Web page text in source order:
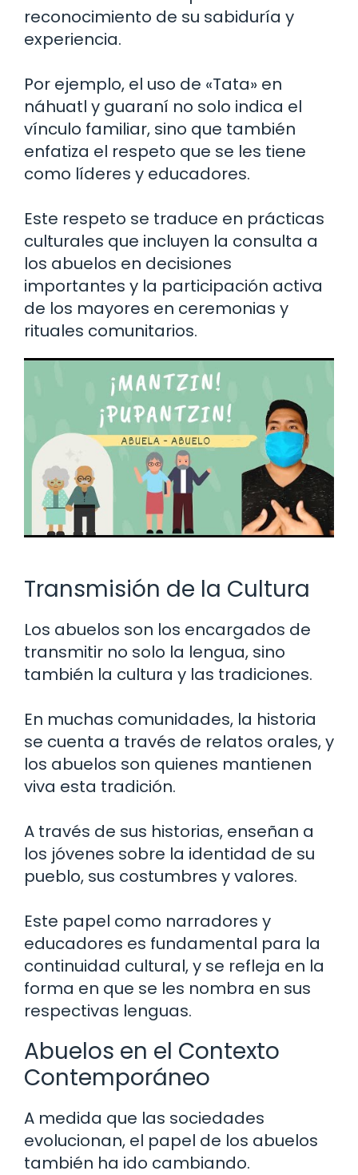
reconocimiento de su sabiduría y
experiencia.
Por ejemplo, el uso de «Tata» en
náhuatl y guaraní no solo indica el
vínculo familiar, sino que también
enfatiza el respeto que se les tiene
como líderes y educadores.
Este respeto se traduce en prácticas
culturales que incluyen la consulta a
los abuelos en decisiones
importantes y la participación activa
de los mayores en ceremonias y
rituales comunitarios.
Transmisión de la Cultura
Los abuelos son los encargados de
transmitir no solo la lengua, sino
también la cultura y las tradiciones.
En muchas comunidades, la historia
se cuenta a través de relatos orales, y
los abuelos son quienes mantienen
viva esta tradición.
A través de sus historias, enseñan a
los jóvenes sobre la identidad de su
pueblo, sus costumbres y valores.
Este papel como narradores y
educadores es fundamental para la
continuidad cultural, y se refleja en la
forma en que se les nombra en sus
respectivas lenguas.
Abuelos en el Contexto
Contemporáneo
A medida que las sociedades
evolucionan, el papel de los abuelos
también ha ido cambiando.